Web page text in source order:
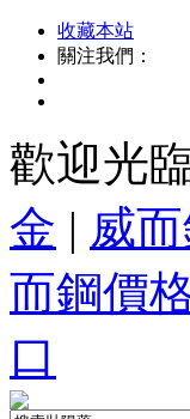
收藏本站
關注我們：
歡迎光
金 | 威
而鋼價
口